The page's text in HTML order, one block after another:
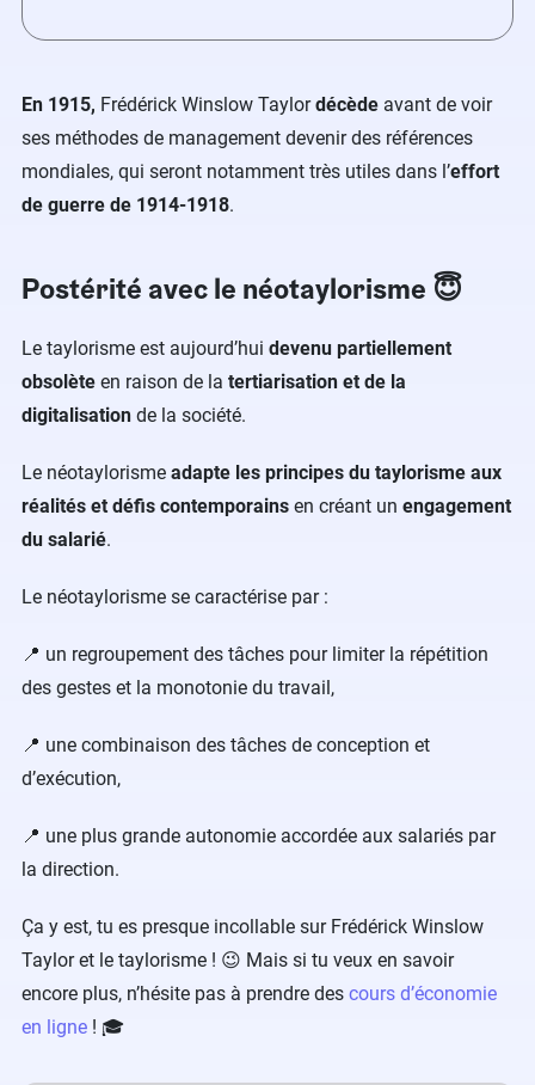
En 1915, Frédérick Winslow Taylordécède avant de voir
ses méthodes de management devenir des références
mondiales, qui seront notamment très utiles dans l’effort
de guerre de 1914-1918.
Postérité avec le néotaylorisme 😇
Le taylorisme est aujourd’hui devenu partiellement
obsolète en raison de la tertiarisation et de la
digitalisation de la société.
Le néotaylorisme adapte les principes du taylorisme aux
réalités et défis contemporains en créant un engagement
du salarié.
Le néotaylorisme se caractérise par :
📍 un regroupement des tâches pour limiter la répétition
des gestes et la monotonie du travail,
📍 une combinaison des tâches de conception et
d’exécution,
📍 une plus grande autonomie accordée aux salariés par
la direction.
Ça y est, tu es presque incollable sur Frédérick Winslow
Taylor et le taylorisme ! 😉 Mais si tu veux en savoir
encore plus, n’hésite pas à prendre des cours d’économie
en ligne ! 🎓